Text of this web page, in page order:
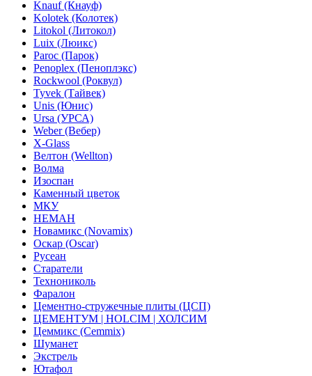
Knauf (Кнауф)
Kolotek (Колотек)
Litokol (Литокол)
Luix (Люикс)
Paroc (Парок)
Penoplex (Пеноплэкс)
Rockwool (Роквул)
Tyvek (Тайвек)
Unis (Юнис)
Ursa (УРСА)
Weber (Вебер)
X-Glass
Велтон (Wellton)
Волма
Изоспан
Каменный цветок
МКУ
НЕМАН
Новамикс (Novamix)
Оскар (Oscar)
Русеан
Старатели
Технониколь
Фаралон
Цементно-стружечные плиты (ЦСП)
ЦЕМЕНТУМ | HOLCIM | ХОЛСИМ
Цеммикс (Cemmix)
Шуманет
Экстрель
Ютафол